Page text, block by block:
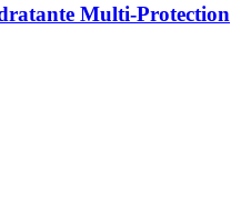
Multi-Protection